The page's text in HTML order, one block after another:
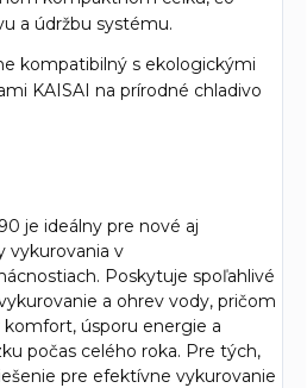
a údržbu systému.
kompatibilný s ekologickými
KAISAI na prírodné chladivo
je ideálny pre nové aj
vykurovania v
Poskytuje spoľahlivé
a ohrev vody, pričom
úsporu energie a
počas celého roka. Pre tých,
pre efektívne vykurovanie